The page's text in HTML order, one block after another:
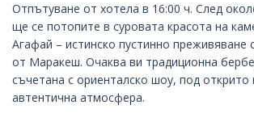
Отпътуване от хотела в 16:00 ч. След
ще се потопите в суровата красота на
Агафай – истинско пустинно преживяване
от Маракеш. Очаква ви традиционна
съчетана с ориенталско шоу, под открито
автентична атмосфера.